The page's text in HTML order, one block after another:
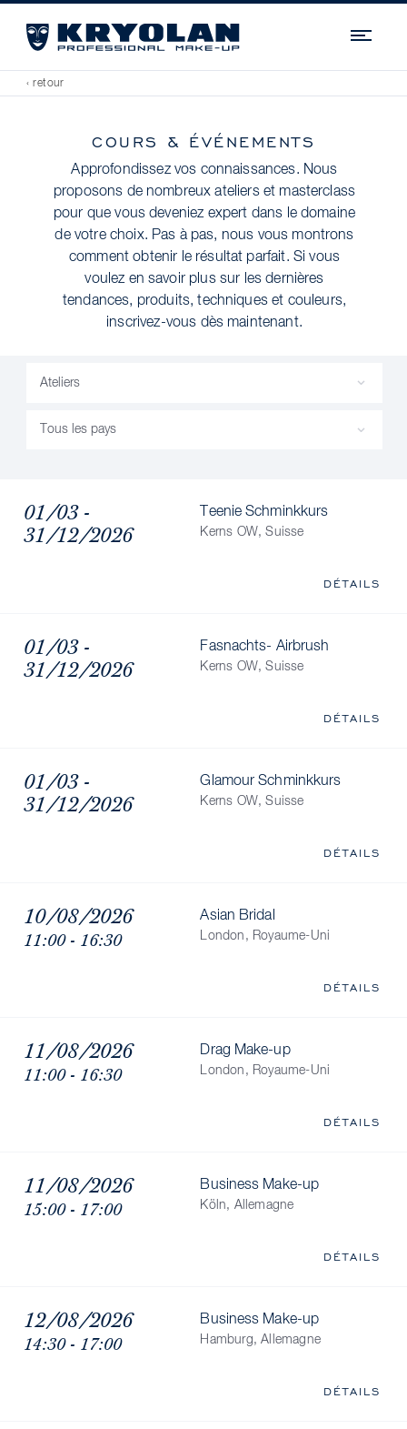
‹ retour
COURS & ÉVÉNEMENTS
Approfondissez vos connaissances. Nous
proposons de nombreux ateliers et masterclass
pour que vous deveniez expert dans le domaine
de votre choix. Pas à pas, nous vous montrons
comment obtenir le résultat parfait. Si vous
voulez en savoir plus sur les dernières
tendances, produits, techniques et couleurs,
inscrivez-vous dès maintenant.
01/03 -
31/12/2026
Teenie Schminkkurs
Kerns OW, Suisse
DÉTAILS
01/03 -
31/12/2026
Fasnachts- Airbrush
Kerns OW, Suisse
DÉTAILS
01/03 -
31/12/2026
Glamour Schminkkurs
Kerns OW, Suisse
DÉTAILS
10/08/2026
11:00 - 16:30
Asian Bridal
London, Royaume-Uni
DÉTAILS
11/08/2026
11:00 - 16:30
Drag Make-up
London, Royaume-Uni
DÉTAILS
11/08/2026
15:00 - 17:00
Business Make-up
Köln, Allemagne
DÉTAILS
12/08/2026
14:30 - 17:00
Business Make-up
Hamburg, Allemagne
DÉTAILS